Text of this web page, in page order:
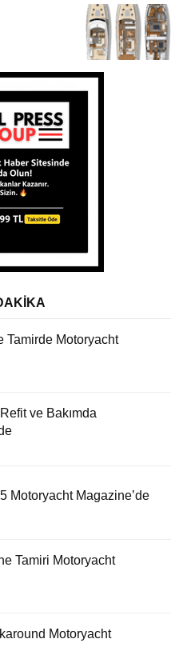
Tamirde Motoryacht
ve Bakımda
Motoryacht Magazine’de
Tamiri Motoryacht
Motoryacht